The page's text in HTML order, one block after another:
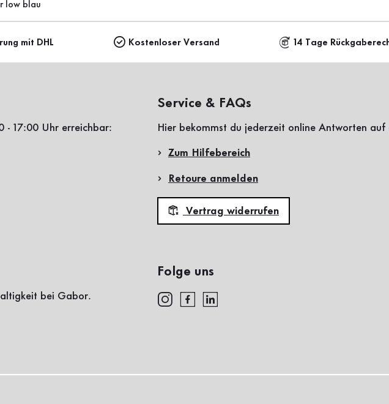
low blau
mit DHL Kostenloser Versand 14 Tage
- 17:00 Uhr erreichbar:
Service & FAQs
Hier bekommst du jederzeit online Antworten auf
Zum Hilfebereich
Retoure anmelden
Vertrag widerrufen
bei Gabor.
Folge uns